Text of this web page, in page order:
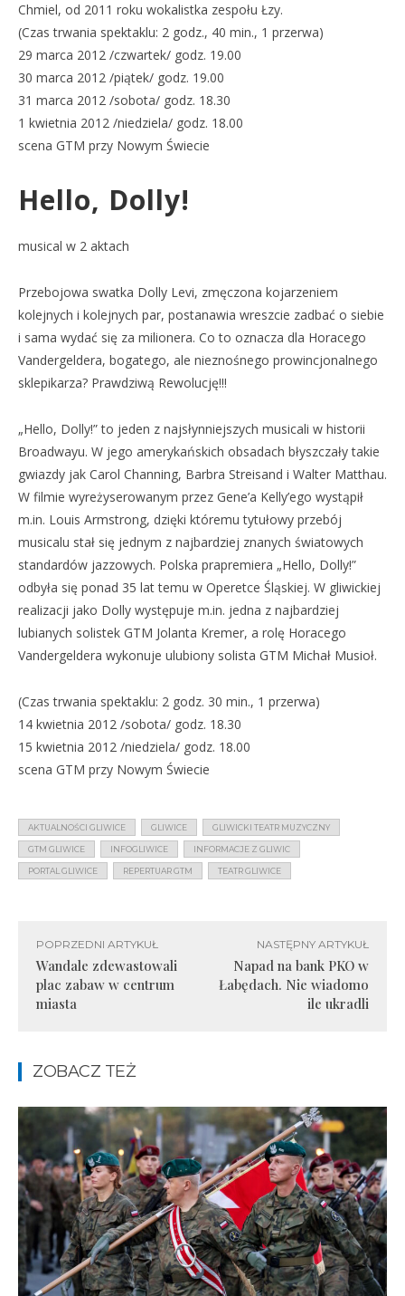
Chmiel, od 2011 roku wokalistka zespołu Łzy.
(Czas trwania spektaklu: 2 godz., 40 min., 1 przerwa)
29 marca 2012 /czwartek/ godz. 19.00
30 marca 2012 /piątek/ godz. 19.00
31 marca 2012 /sobota/ godz. 18.30
1 kwietnia 2012 /niedziela/ godz. 18.00
scena GTM przy Nowym Świecie
Hello, Dolly!
musical w 2 aktach
Przebojowa swatka Dolly Levi, zmęczona kojarzeniem
kolejnych i kolejnych par, postanawia wreszcie zadbać o siebie
i sama wydać się za milionera. Co to oznacza dla Horacego
Vandergeldera, bogatego, ale nieznośnego prowincjonalnego
sklepikarza? Prawdziwą Rewolucję!!!
„Hello, Dolly!” to jeden z najsłynniejszych musicali w historii
Broadwayu. W jego amerykańskich obsadach błyszczały takie
gwiazdy jak Carol Channing, Barbra Streisand i Walter Matthau.
W filmie wyreżyserowanym przez Gene’a Kelly’ego wystąpił
m.in. Louis Armstrong, dzięki któremu tytułowy przebój
musicalu stał się jednym z najbardziej znanych światowych
standardów jazzowych. Polska prapremiera „Hello, Dolly!”
odbyła się ponad 35 lat temu w Operetce Śląskiej. W gliwickiej
realizacji jako Dolly występuje m.in. jedna z najbardziej
lubianych solistek GTM Jolanta Kremer, a rolę Horacego
Vandergeldera wykonuje ulubiony solista GTM Michał Musioł.
(Czas trwania spektaklu: 2 godz. 30 min., 1 przerwa)
14 kwietnia 2012 /sobota/ godz. 18.30
15 kwietnia 2012 /niedziela/ godz. 18.00
scena GTM przy Nowym Świecie
AKTUALNOŚCI GLIWICE GLIWICE GLIWICKI TEATR MUZYCZNY
GTM GLIWICE INFOGLIWICE INFORMACJE Z GLIWIC
PORTAL GLIWICE REPERTUAR GTM TEATR GLIWICE
POPRZEDNI ARTYKUŁ
Wandale zdewastowali
plac zabaw w centrum
miasta
NASTĘPNY ARTYKUŁ
Napad na bank PKO w
Łabędach. Nie wiadomo
ile ukradli
ZOBACZ TEŻ